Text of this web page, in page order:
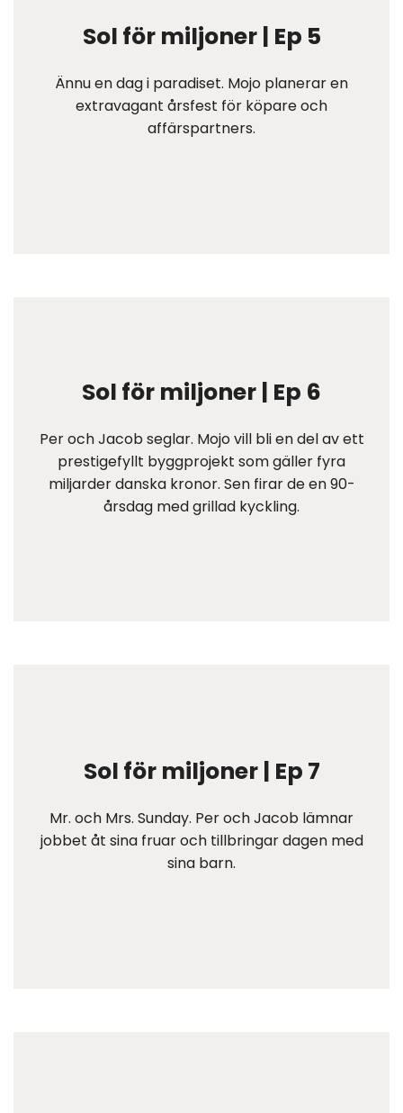
Sol för miljoner | Ep 5
Ännu en dag i paradiset. Mojo planerar en
extravagant årsfest för köpare och
affärspartners.
Sol för miljoner | Ep 6
Per och Jacob seglar. Mojo vill bli en del av ett
prestigefyllt byggprojekt som gäller fyra
miljarder danska kronor. Sen firar de en 90-
årsdag med grillad kyckling.
Sol för miljoner | Ep 7
Mr. och Mrs. Sunday. Per och Jacob lämnar
jobbet åt sina fruar och tillbringar dagen med
sina barn.